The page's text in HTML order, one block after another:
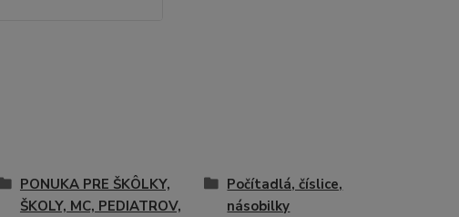
PONUKA PRE ŠKÔLKY,
ŠKOLY, MC, PEDIATROV,
Počítadlá, číslice,
násobilky